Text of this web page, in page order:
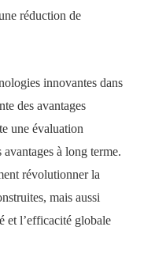
réduction de
innovantes dans
des avantages
une évaluation
à long terme.
révolutionner la
mais aussi
et l’efficacité globale